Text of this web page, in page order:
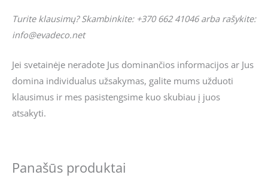
Turite klausimų? Skambinkite: +370 662 41046 arba rašykite:
info@evadeco.net
Jei svetainėje neradote Jus dominančios informacijos ar Jus
domina individualus užsakymas, galite mums užduoti
klausimus ir mes pasistengsime kuo skubiau į juos
atsakyti.
Panašūs produktai